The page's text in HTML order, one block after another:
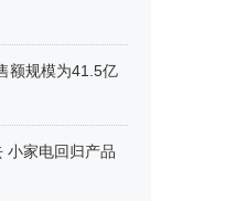
额规模为41.5亿
小家电回归产品